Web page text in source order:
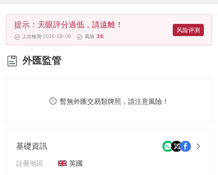
5
6
7
8
9
提示：天眼評分過低，請遠離！
上次檢測 2026-08-06 風險 3条
风险评测
外匯監管
暫無外匯交易類牌照，請注意風險！
基礎資訊
註冊地區
英國